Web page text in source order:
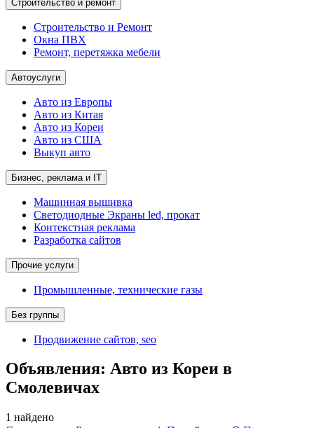
Строительство и ремонт
Строительство и Ремонт
Окна ПВХ
Ремонт, перетяжка мебели
Автоуслуги
Авто из Европы
Авто из Китая
Авто из Кореи
Авто из США
Выкуп авто
Бизнес, реклама и IT
Машинная вышивка
Светодиодные Экраны led, прокат
Контекстная реклама
Разработка сайтов
Прочие услуги
Промышленные, технические газы
Без группы
Продвижение сайтов, seo
Объявления: Авто из Кореи в
Смолевичах
1 найдено